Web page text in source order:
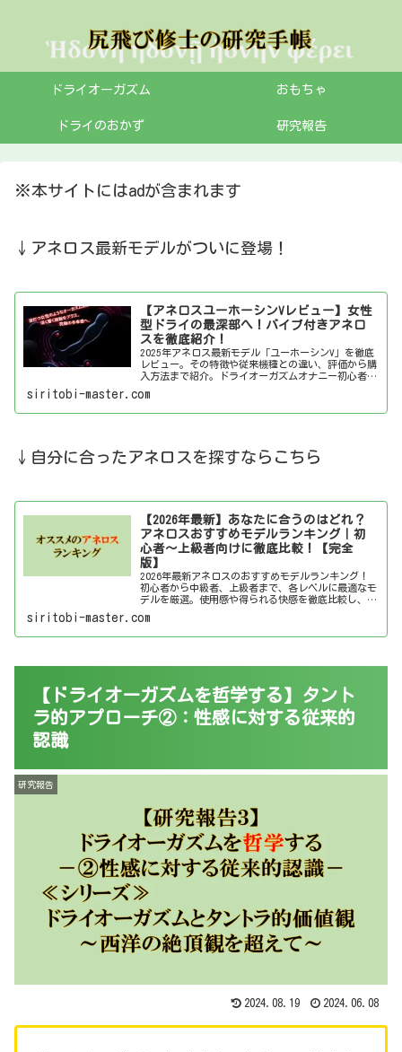
ドライオーガズム おもちゃ
ドライのおかず 研究報告
※本サイトにはadが含まれます
↓アネロス最新モデルがついに登場！
【アネロスユーホーシンVレビュー】女性
型ドライの最深部へ！バイブ付きアネロ
スを徹底紹介！
2025年アネロス最新モデル「ユーホーシンV」を徹底
レビュー。その特徴や従来機種との違い、評価から購
入方法まで紹介。ドライオーガズムオナニー初心者か
siritobi-master.com
↓自分に合ったアネロスを探すならこちら
【2026年最新】あなたに合うのはどれ？
アネロスおすすめモデルランキング｜初
心者～上級者向けに徹底比較！【完全
版】
2026年最新アネロスのおすすめモデルランキング！
初心者から中級者、上級者まで、各レベルに最適なモ
デルを厳選。使用感や得られる快感を徹底比較し、あ
siritobi-master.com
【ドライオーガズムを哲学する】タント
ラ的アプローチ②：性感に対する従来的
認識
研究報告
2024.08.19 2024.06.08